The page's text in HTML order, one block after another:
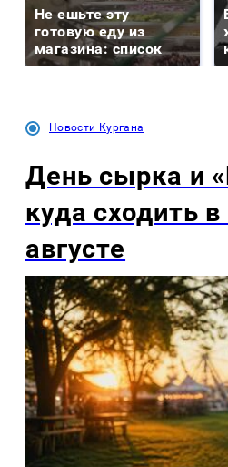
Не ешьте эту
готовую еду из
магазина: список
Новости Кургана
День сырка и
куда сходить
августе